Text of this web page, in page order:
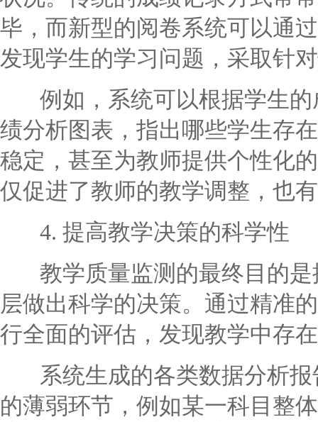
毕，而新型的阅卷系统可以通
发现学生的学习问题，采取针
例如，系统可以根据学生的
绩分析图表，指出哪些学生存
稳定，甚至为教师提供个性化
仅促进了教师的教学调整，也
4. 提高教学决策的科学性
教学质量监测的最终目的是
层做出科学的决策。通过精准
行全面的评估，发现教学中存
系统生成的各类数据分析报
的薄弱环节，例如某一科目整